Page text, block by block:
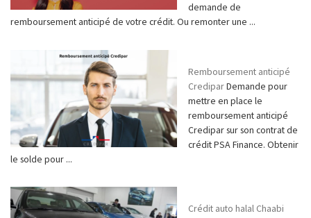
demande de
remboursement anticipé de votre crédit. Ou remonter une ...
Remboursement anticipé
CrediparDemande pour
mettre en place le
remboursement anticipé
Credipar sur son contrat de
crédit PSA Finance. Obtenir
le solde pour ...
Crédit auto halal Chaabi